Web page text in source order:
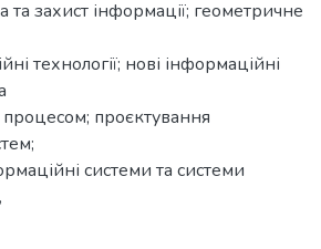
та захист інформації; геометричне
технології; нові інформаційні
процесом; проєктування
системи та системи